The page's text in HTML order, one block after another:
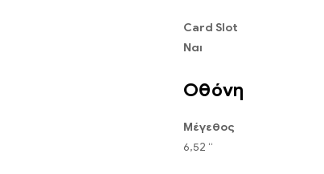
Card Slot
Ναι
Οθόνη
Μέγεθος
6,52 “